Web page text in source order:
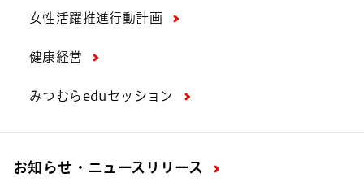
女性活躍推進行動計画
健康経営
みつむらeduセッション
お知らせ・ニュースリリース